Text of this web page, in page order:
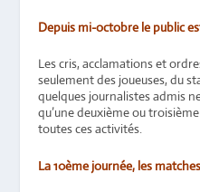
Depuis mi-octobre le public
Les cris, acclamations et
seulement des joueuses, du
quelques journalistes admis
qu’une deuxième ou
toutes ces activités.
La 10ème journée, les